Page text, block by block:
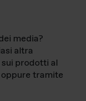
media?
altra
prodotti al
tramite